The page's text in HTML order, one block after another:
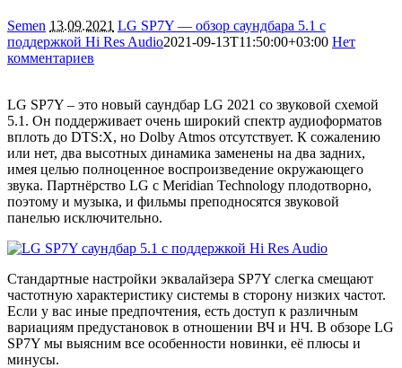
Semen 13.09.2021 LG SP7Y — обзор саундбара 5.1 с
поддержкой Hi Res Audio2021-09-13T11:50:00+03:00 Нет
комментариев
LG SP7Y – это новый саундбар LG 2021 со звуковой схемой
5.1. Он поддерживает очень широкий спектр аудиоформатов
вплоть до DTS:X, но Dolby Atmos отсутствует. К сожалению
или нет, два высотных динамика заменены на два задних,
имея целью полноценное воспроизведение окружающего
звука. Партнёрство LG с Meridian Technology плодотворно,
поэтому и музыка, и фильмы преподносятся звуковой
панелью исключительно.
Стандартные настройки эквалайзера SP7Y слегка смещают
частотную характеристику системы в сторону низких частот.
Если у вас иные предпочтения, есть доступ к различным
вариациям предустановок в отношении ВЧ и НЧ. В обзоре LG
SP7Y мы выясним все особенности новинки, её плюсы и
минусы.